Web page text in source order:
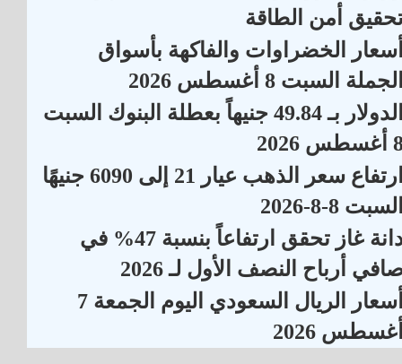
أمن الطاقة
الخضراوات والفاكهة بأسواق
السبت 8 أغسطس 2026
الدولار بـ 49.84 جنيهاً بعطلة البنوك السبت
2026
ارتفاع سعر الذهب عيار 21 إلى 6090 جنيهًا
8-8-2026
دانة غاز تحقق ارتفاعاً بنسبة 47% في
أرباح النصف الأول لـ 2026
أسعار الريال السعودي اليوم الجمعة 7
2026